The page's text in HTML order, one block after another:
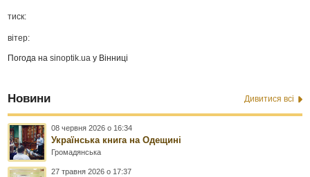
тиск:
вітер:
Погода наsinoptik.ua у Вінниці
Новини Дивитися всі
08 червня 2026 о 16:34
Українська книга на Одещині
Громадянська
27 травня 2026 о 17:37